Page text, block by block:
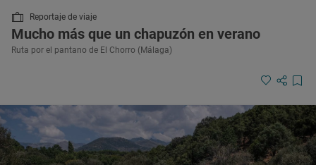
Reportaje de viaje
Mucho más que un chapuzón en verano
Ruta por el pantano de El Chorro (Málaga)